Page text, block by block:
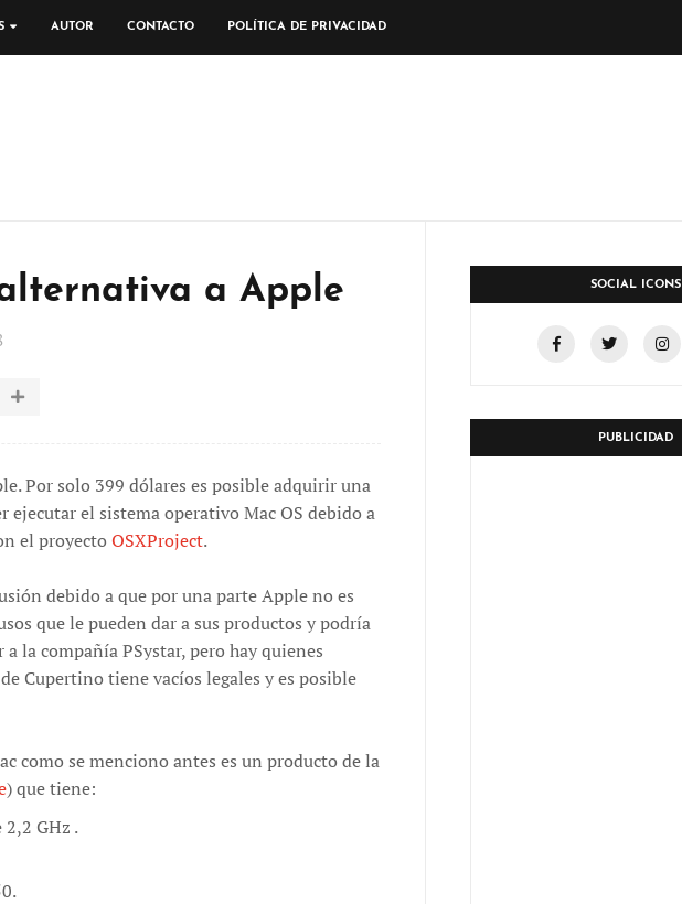
AUTOR CONTACTO POLÍTICA DE PRIVACIDAD
a Apple
Por solo 399 dólares es posible adquirir una
ejecutar el sistema operativo Mac OS debido a
el proyectoOSXProject.
debido a que por una parte Apple no es
que le pueden dar a sus productos y podría
la compañía PSystar, pero hay quienes
Cupertino tiene vacíos legales y es posible
como se menciono antes es un producto de la
) que tiene:
2,2 GHz .
SOCIAL ICONS
PUBLICIDAD